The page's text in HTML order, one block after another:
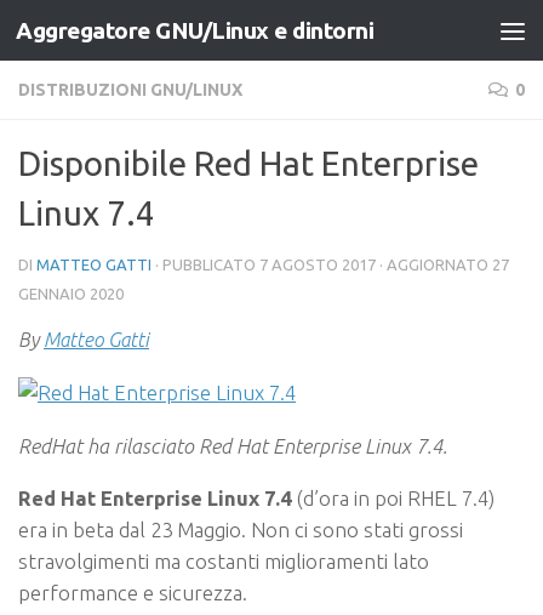
Salta al contenuto
Aggregatore GNU/Linux e dintorni
DISTRIBUZIONI GNU/LINUX 0
Disponibile Red Hat Enterprise
Linux 7.4
DI MATTEO GATTI · PUBBLICATO 7 AGOSTO 2017 · AGGIORNATO 27
GENNAIO 2020
ByMatteo Gatti
RedHat ha rilasciato Red Hat Enterprise Linux 7.4.
Red Hat Enterprise Linux 7.4(d’ora in poi RHEL 7.4)
era in beta dal 23 Maggio. Non ci sono stati grossi
stravolgimenti ma costanti miglioramenti lato
performance e sicurezza.